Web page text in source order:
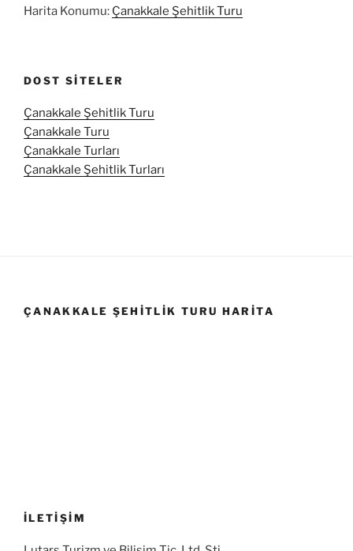
Harita Konumu: Çanakkale Şehitlik Turu
DOST SITELER
Çanakkale Şehitlik Turu
Çanakkale Turu
Çanakkale Turları
Çanakkale Şehitlik Turları
ÇANAKKALE ŞEHITLIK TURU HARITA
İLETİŞİM